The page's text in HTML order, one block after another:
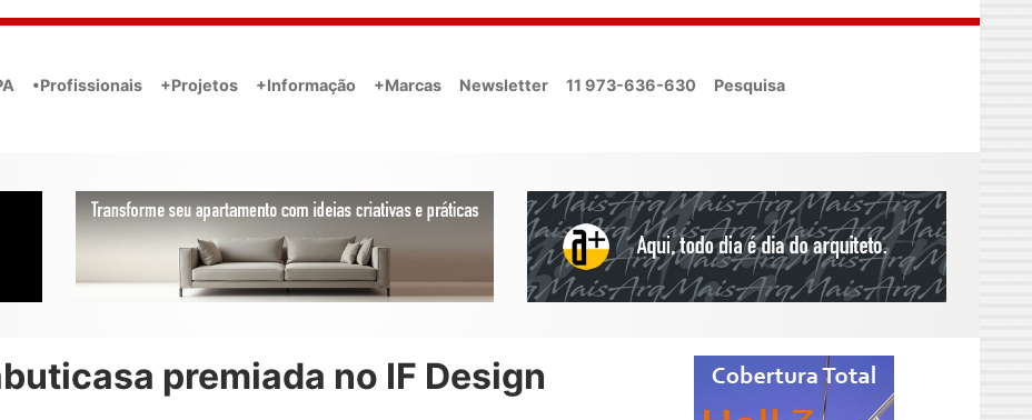
•Profissionais +Projetos +Informação +Marcas Newsletter 11 973-636-630 Pesquisa
premiada no IF Design